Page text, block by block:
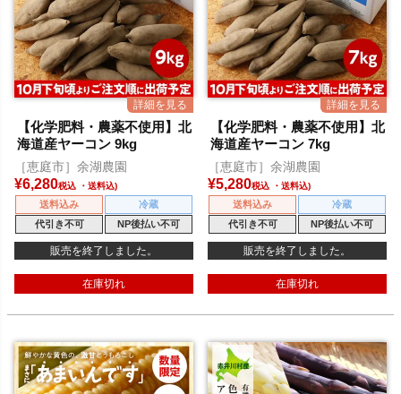
【化学肥料・農薬不使用】北
海道産ヤーコン 9kg
［恵庭市］余湖農園
¥6,280税込
送料込み
冷蔵
代引き不可
NP後払い不可
販売を終了しました。
在庫切れ
【化学肥料・農薬不使用】北
海道産ヤーコン 7kg
［恵庭市］余湖農園
¥5,280税込
送料込み
冷蔵
代引き不可
NP後払い不可
販売を終了しました。
在庫切れ